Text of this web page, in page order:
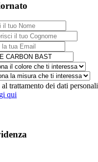
trattamento dei dati
qui